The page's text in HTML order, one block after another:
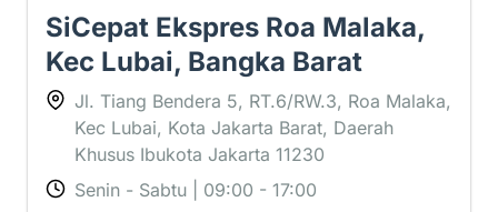
SiCepat Ekspres Roa Malaka,
Kec Lubai, Bangka Barat
Jl. Tiang Bendera 5, RT.6/RW.3, Roa Malaka,
Kec Lubai, Kota Jakarta Barat, Daerah
Khusus Ibukota Jakarta 11230
Senin - Sabtu | 09:00 - 17:00